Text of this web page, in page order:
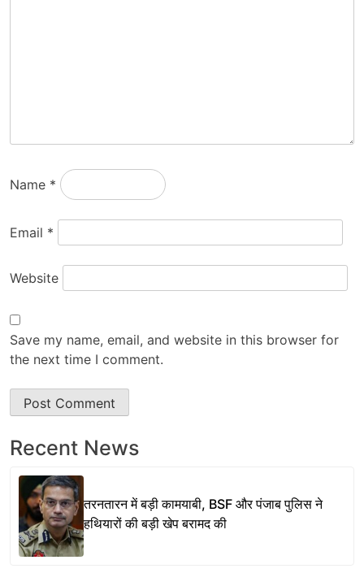
Name *
Email *
Website
Save my name, email, and website in this browser for
the next time I comment.
Recent News
तरनतारन में बड़ी कामयाबी, BSF और पंजाब पुलिस ने
हथियारों की बड़ी खेप बरामद की